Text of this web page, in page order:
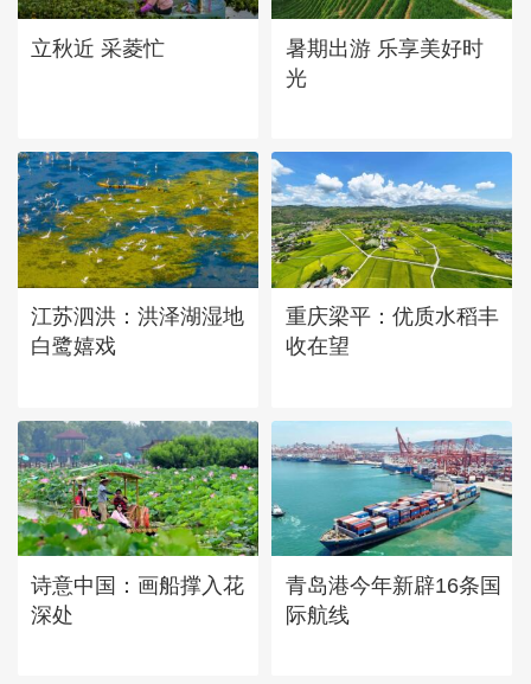
立秋近 采菱忙
暑期出游 乐享美好时
光
江苏泗洪：洪泽湖湿地
白鹭嬉戏
重庆梁平：优质水稻丰
收在望
诗意中国：画船撑入花
深处
青岛港今年新辟16条国
际航线